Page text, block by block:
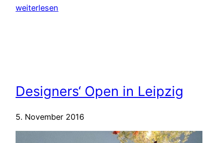
weiterlesen
Designers‘ Open in Leipzig
5. November 2016